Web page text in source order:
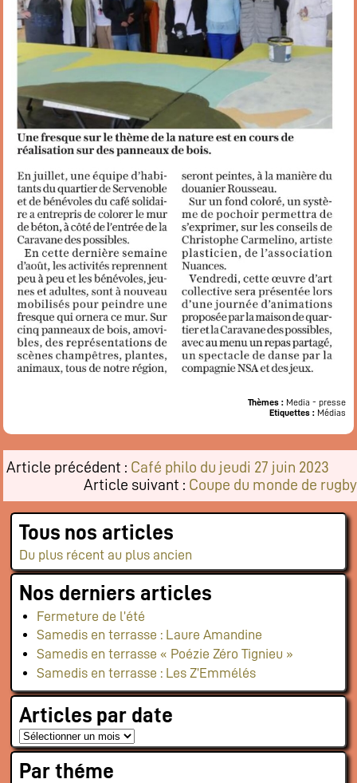
Restaurant
Notre cuisine
Où / Contact
Venez nous voir
Nous écrire
Participez !
S’inscrire
Animations
Animation régulières
Prochains événements par catégories
Tous les évènements par dates
Agenda de la semaine (nouvel onglet)
Mentions légales
Flux RSS articles
Flux RSS événements
Thèmes : Media - presse
Etiquettes : Médias
Article précédent : Café philo du jeudi 27 juin 2023
Article suivant : Coupe du monde de rugby
Tous nos articles
Du plus récent au plus ancien
Nos derniers articles
Fermeture de l’été
Samedis en terrasse : Laure Amandine
Samedis en terrasse « Poézie Zéro Tignieu »
Samedis en terrasse : Les Z’Emmélés
Articles par date
Par théme